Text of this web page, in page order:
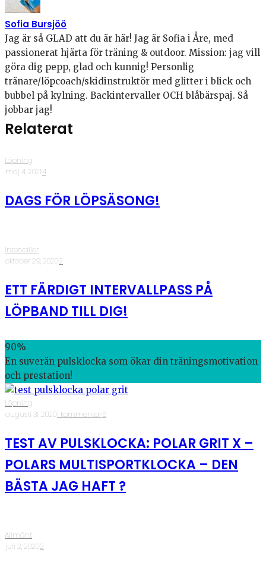
Sofia Bursjöö
Jag är så GLAD att du är här! Jag är Sofia i Åre, med
passionerat hjärta för träning & outdoor. Mission: jag vill
göra dig pepp, glad och kunnig! Personlig
tränare/löpcoach/skidinstruktör med glitter i blick och
bubbel på kylning. Backintervaller OCH blåbärspaj. Så
jobbar jag!
Relaterat
Löpning
·maj 4, 2021·4
DAGS FÖR LÖPSÄSONG!
Intervaller
·oktober 29, 2020·2
ETT FÄRDIGT INTERVALLPASS PÅ
LÖPBAND TILL DIG!
90%
En suverän pulsklocka som ökar din träningsmotivation
och prestation!
Löpning
·augusti 31, 2020·1 kommentar·5
TEST AV PULSKLOCKA: POLAR GRIT X –
POLARS MULTISPORTKLOCKA – DEN
BÄSTA JAG HAFT ?
Allmänt
·juli 2, 2020·2